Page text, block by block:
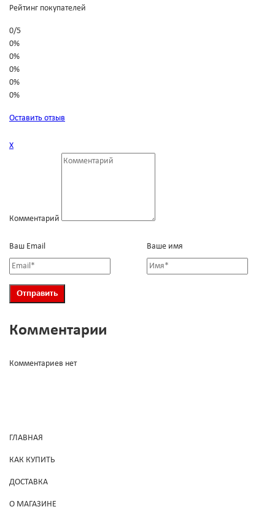
Рейтинг покупателей
0/5
0%
0%
0%
0%
0%
Оставить отзыв
Х
Комментарий
Ваш Email Ваше имя
Комментарии
Комментариев нет
ГЛАВНАЯ
КАК КУПИТЬ
ДОСТАВКА
О МАГАЗИНЕ